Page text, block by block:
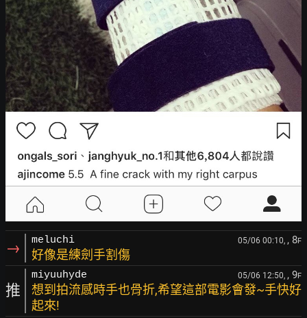
→ meluchi 05/06 00:10, , 8F
好像是練劍手割傷
推
miyuuhyde 05/06 12:50, , 9F
想到拍流感時手也骨折,希望這部電影會發~手快好
起來!